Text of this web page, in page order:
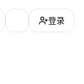
加载主题切换
登录